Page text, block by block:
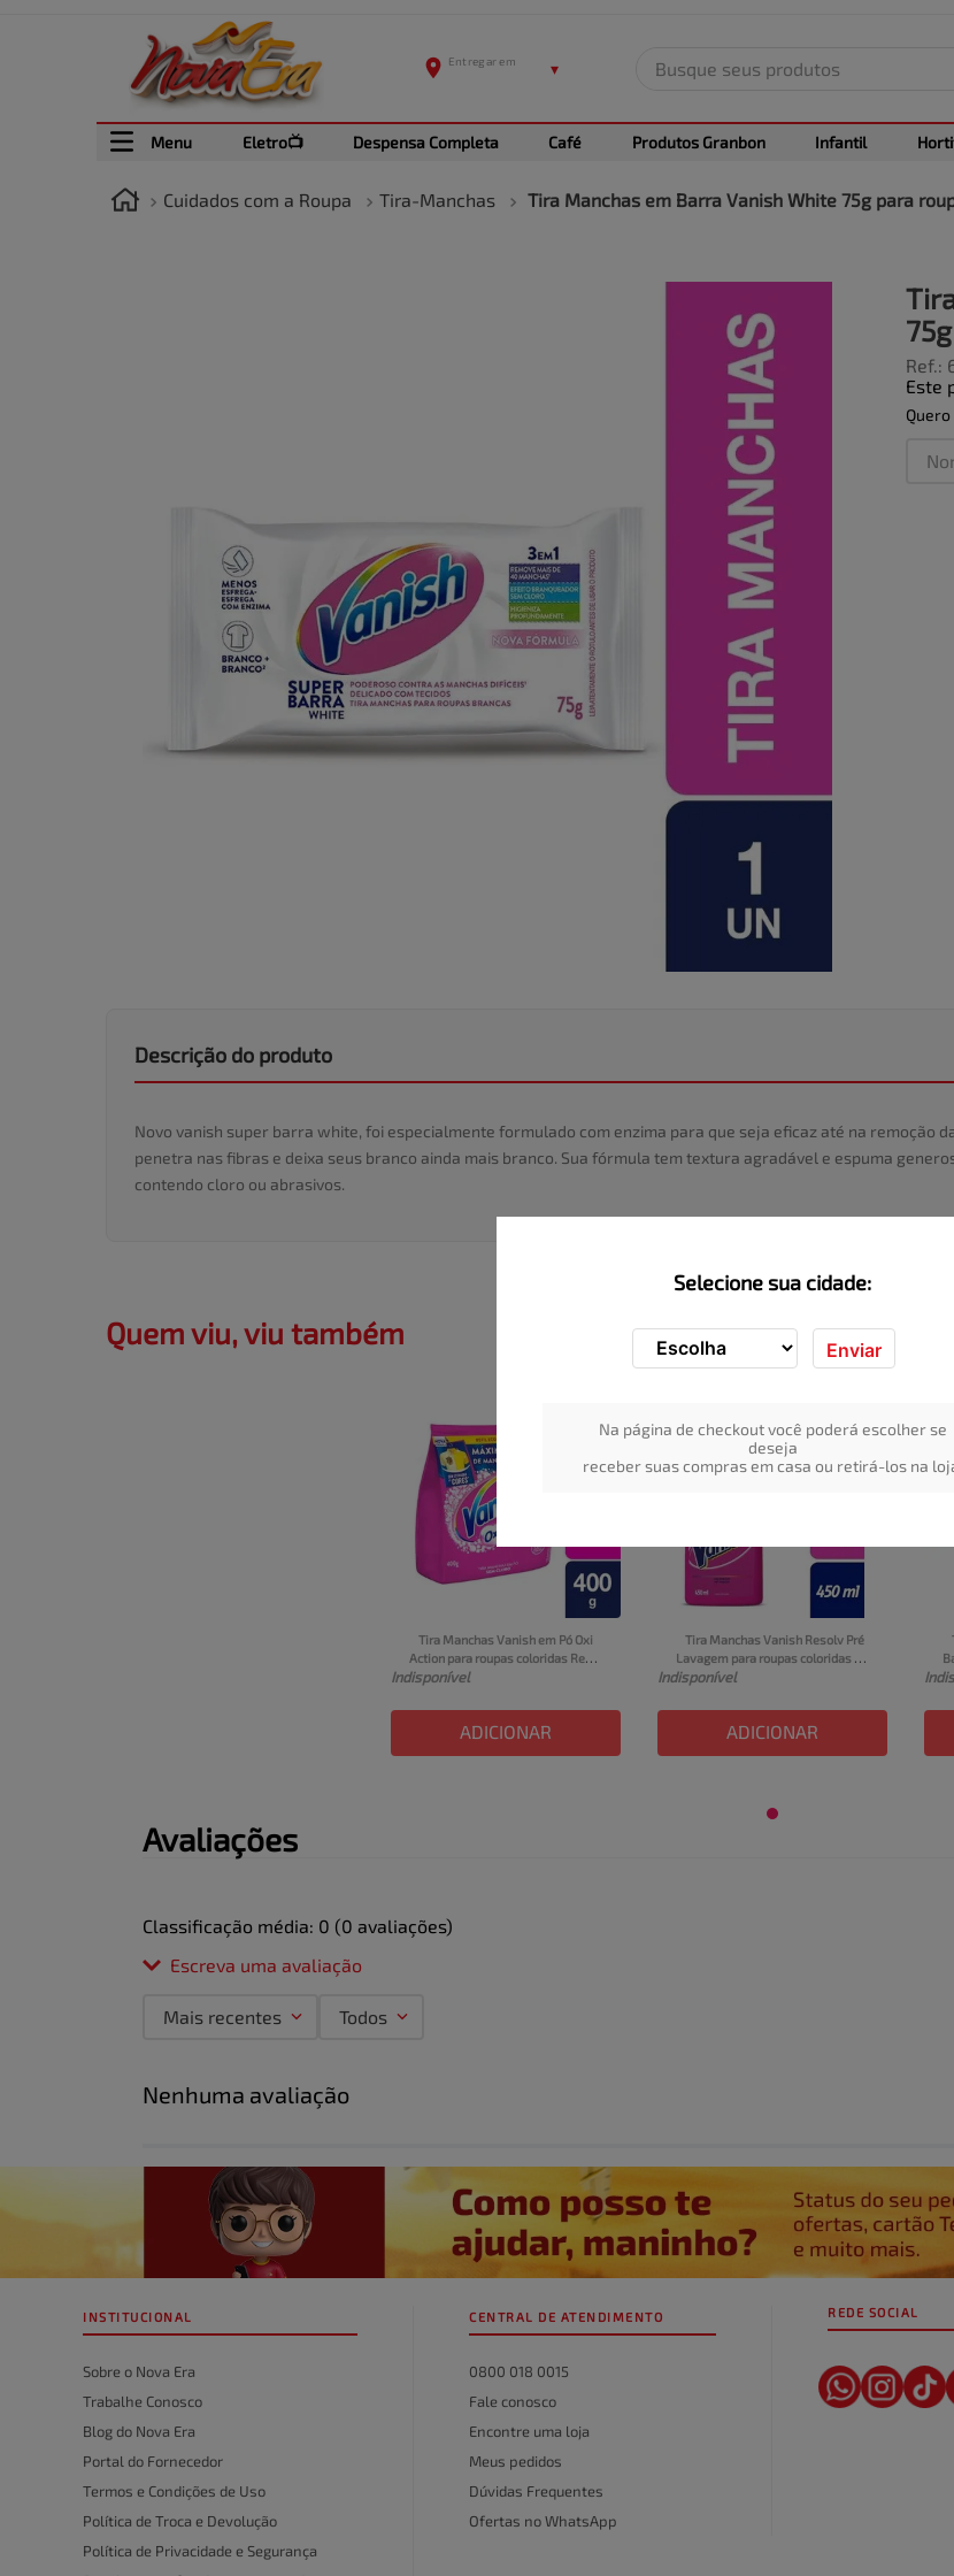
Selecione sua cidade:
Enviar
Na página de checkout você poderá escolher se
deseja
receber suas compras em casa ou retirá-los na
Menu Eletro📺 Despensa Completa Café Produtos Granbon Infantil
Cuidados com a Roupa Tira-Manchas Tira Manchas em Barra Vanish White 75g para
Ref.:
Este
Descrição do produto
Novo vanish super barra white, foi especialmente formulado com enzima para que seja eficaz até na remoção
penetra nas fibras e deixa seus branco ainda mais branco. Sua fórmula tem textura agradável e espuma
contendo cloro ou abrasivos.
Quem viu, viu também
Tira Manchas Vanish em Pó Oxi
Action para roupas coloridas Refil
Econômico 400g
Indisponível
ADICIONAR
Tira Manchas Vanish Resolv Pré
Lavagem para roupas coloridas
450ml
Indisponível
ADICIONAR
Avaliações
Classificação média: 0 (0 avaliações)
Escreva uma avaliação
Título
Avalie o produto de 1 a 5 estrelas
★★★★★
Seu nome
Escreva uma avaliação
Mais recentes Todos
Nenhuma avaliação
INSTITUCIONAL
Sobre o Nova Era
Trabalhe Conosco
Blog do Nova Era
Portal do Fornecedor
Termos e Condições de Uso
Política de Troca e Devolução
Política de Privacidade e Segurança
CENTRAL DE ATENDIMENTO
0800 018 0015
Fale conosco
Encontre uma loja
Meus pedidos
Dúvidas Frequentes
Ofertas no WhatsApp
REDE SOCIAL
1
leite
2
frango